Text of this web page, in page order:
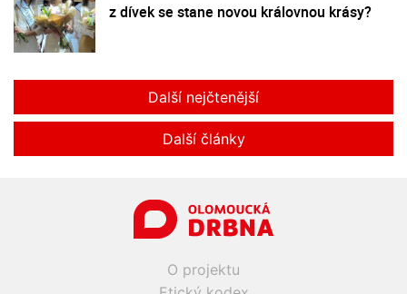
z dívek se stane novou královnou krásy?
Další nejčtenější
Další články
O projektu